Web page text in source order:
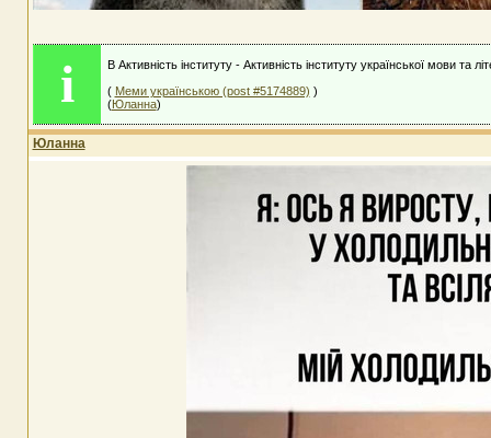
i
В Активність інституту - Активність інституту української мови та
( Меми українською (post #5174889) )
(Юланна)
Юланна